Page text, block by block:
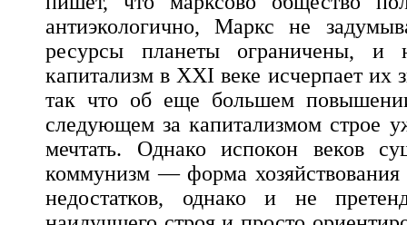
антиэкологично, Маркс не
ресурсы планеты ограничены,
капитализм в XXI веке исчерпает их
так что об еще большем
следующем за капитализмом строе
мечтать. Однако испокон веков
коммунизм — форма
недостатков, однако и не